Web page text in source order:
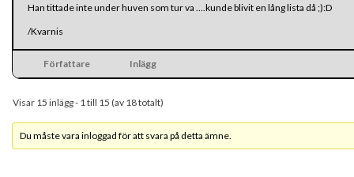
Han tittade inte under huven som tur va ….kunde blivit en lång lista då ;):D
/Kvarnis
Författare Inlägg
Visar 15 inlägg - 1 till 15 (av 18 totalt)
Du måste vara inloggad för att svara på detta ämne.